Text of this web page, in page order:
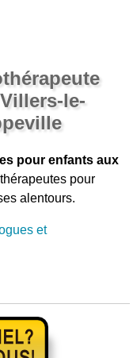
le-
pour enfants aux
pour
alentours.
et